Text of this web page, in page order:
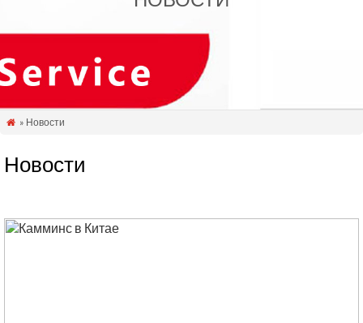
 » Новости
Новости